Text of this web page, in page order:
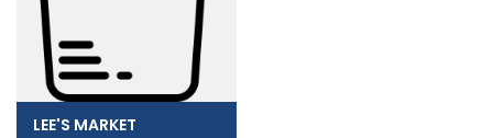
LEE'S MARKET